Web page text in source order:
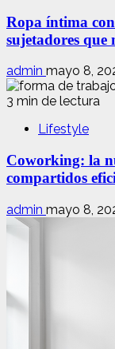
Ropa íntima
sujetadores que
admin mayo 8,
3 min de lectura
Lifestyle
Coworking: la
compartidos
admin mayo 8,